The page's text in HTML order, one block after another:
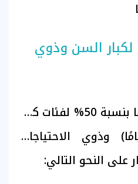
لكبار السن وذوي
وأتاحت الوزارة تخفيضًا بنسبة 50% لفئات كبار
(فوق 60 عامًا) وذوي الاحتياجات
على النحو التالي: